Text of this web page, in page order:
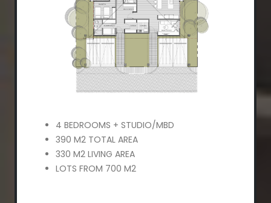
4 BEDROOMS + STUDIO/MBD
390 M2 TOTAL AREA
330 M2 LIVING AREA
LOTS FROM 700 M2